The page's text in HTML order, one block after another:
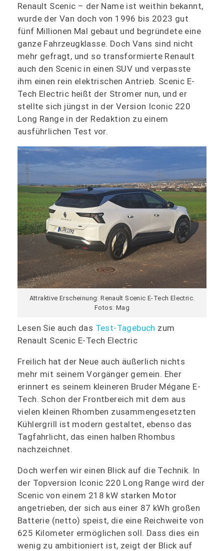
Renault Scenic – der Name ist weithin bekannt,
wurde der Van doch von 1996 bis 2023 gut
fünf Millionen Mal gebaut und begründete eine
ganze Fahrzeugklasse. Doch Vans sind nicht
mehr gefragt, und so transformierte Renault
auch den Scenic in einen SUV und verpasste
ihm einen rein elektrischen Antrieb. Scenic E-
Tech Electric heißt der Stromer nun, und er
stellte sich jüngst in der Version Iconic 220
Long Range in der Redaktion zu einem
ausführlichen Test vor.
Attraktive Erscheinung: Renault Scenic E-Tech Electric.
Fotos: Mag
Lesen Sie auch das Test-Tagebuch zum
Renault Scenic E-Tech Electric
Freilich hat der Neue auch äußerlich nichts
mehr mit seinem Vorgänger gemein. Eher
erinnert es seinem kleineren Bruder Mégane E-
Tech. Schon der Frontbereich mit dem aus
vielen kleinen Rhomben zusammengesetzten
Kühlergrill ist modern gestaltet, ebenso das
Tagfahrlicht, das einen halben Rhombus
nachzeichnet.
Doch werfen wir einen Blick auf die Technik. In
der Topversion Iconic 220 Long Range wird der
Scenic von einem 218 kW starken Motor
angetrieben, der sich aus einer 87 kWh großen
Batterie (netto) speist, die eine Reichweite von
625 Kilometer ermöglichen soll. Dass dies ein
wenig zu ambitioniert ist, zeigt der Blick auf